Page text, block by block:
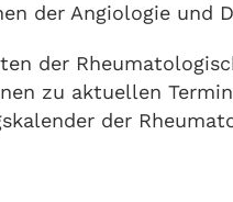
der Angiologie und
der
zu aktuellen
der